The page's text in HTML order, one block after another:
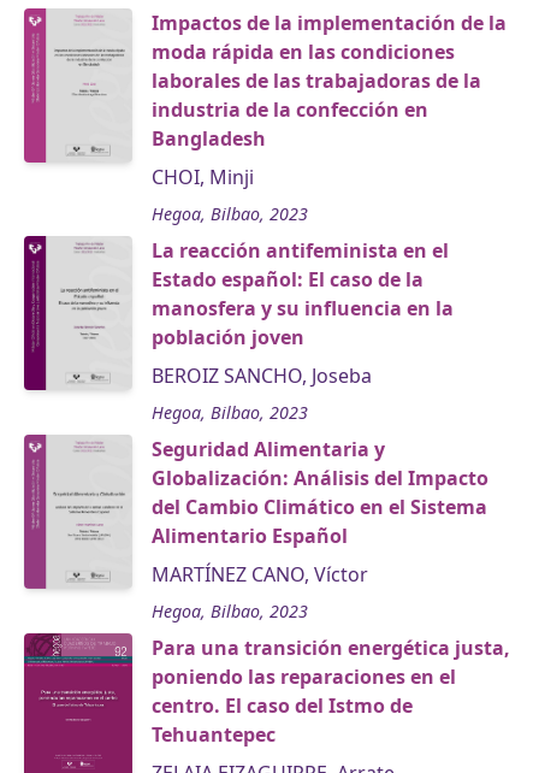
Impactos de la implementación de la
moda rápida en las condiciones
laborales de las trabajadoras de la
industria de la confección en
Bangladesh
CHOI, Minji
Hegoa, Bilbao, 2023
La reacción antifeminista en el
Estado español: El caso de la
manosfera y su influencia en la
población joven
BEROIZ SANCHO, Joseba
Hegoa, Bilbao, 2023
Seguridad Alimentaria y
Globalización: Análisis del Impacto
del Cambio Climático en el Sistema
Alimentario Español
MARTÍNEZ CANO, Víctor
Hegoa, Bilbao, 2023
Para una transición energética justa,
poniendo las reparaciones en el
centro. El caso del Istmo de
Tehuantepec